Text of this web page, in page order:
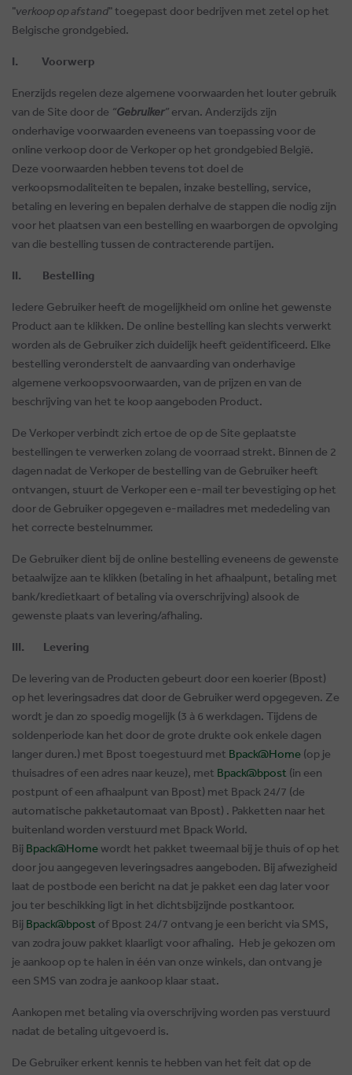
"verkoop op afstand" toegepast door bedrijven met zetel op het
Belgische grondgebied.
I. Voorwerp
Enerzijds regelen deze algemene voorwaarden het louter gebruik
van de Site door de “Gebruiker” ervan. Anderzijds zijn
onderhavige voorwaarden eveneens van toepassing voor de
online verkoop door de Verkoper op het grondgebied België.
Deze voorwaarden hebben tevens tot doel de
verkoopsmodaliteiten te bepalen, inzake bestelling, service,
betaling en levering en bepalen derhalve de stappen die nodig zijn
voor het plaatsen van een bestelling en waarborgen de opvolging
van die bestelling tussen de contracterende partijen.
II. Bestelling
Iedere Gebruiker heeft de mogelijkheid om online het gewenste
Product aan te klikken. De online bestelling kan slechts verwerkt
worden als de Gebruiker zich duidelijk heeft geïdentificeerd. Elke
bestelling veronderstelt de aanvaarding van onderhavige
algemene verkoopsvoorwaarden, van de prijzen en van de
beschrijving van het te koop aangeboden Product.
De Verkoper verbindt zich ertoe de op de Site geplaatste
bestellingen te verwerken zolang de voorraad strekt. Binnen de 2
dagen nadat de Verkoper de bestelling van de Gebruiker heeft
ontvangen, stuurt de Verkoper een e-mail ter bevestiging op het
door de Gebruiker opgegeven e-mailadres met mededeling van
het correcte bestelnummer.
De Gebruiker dient bij de online bestelling eveneens de gewenste
betaalwijze aan te klikken (betaling in het afhaalpunt, betaling met
bank/kredietkaart of betaling via overschrijving) alsook de
gewenste plaats van levering/afhaling.
III. Levering
De levering van de Producten gebeurt door een koerier (Bpost)
op het leveringsadres dat door de Gebruiker werd opgegeven. Ze
wordt je dan zo spoedig mogelijk (3 à 6 werkdagen. Tijdens de
soldenperiode kan het door de grote drukte ook enkele dagen
langer duren.) met Bpost toegestuurd met Bpack@Home (op je
thuisadres of een adres naar keuze), met Bpack@bpost (in een
postpunt of een afhaalpunt van Bpost) met Bpack 24/7 (de
automatische pakketautomaat van Bpost) . Pakketten naar het
buitenland worden verstuurd met Bpack World.
Bij Bpack@Homewordt het pakket tweemaal bij je thuis of op het
door jou aangegeven leveringsadres aangeboden. Bij afwezigheid
laat de postbode een bericht na dat je pakket een dag later voor
jou ter beschikking ligt in het dichtsbijzijnde postkantoor.
Bij Bpack@bpost of Bpost 24/7 ontvang je een bericht via SMS,
van zodra jouw pakket klaarligt voor afhaling. Heb je gekozen om
je aankoop op te halen in één van onze winkels, dan ontvang je
een SMS van zodra je aankoop klaar staat.
Aankopen met betaling via overschrijving worden pas verstuurd
nadat de betaling uitgevoerd is.
De Gebruiker erkent kennis te hebben van het feit dat op de